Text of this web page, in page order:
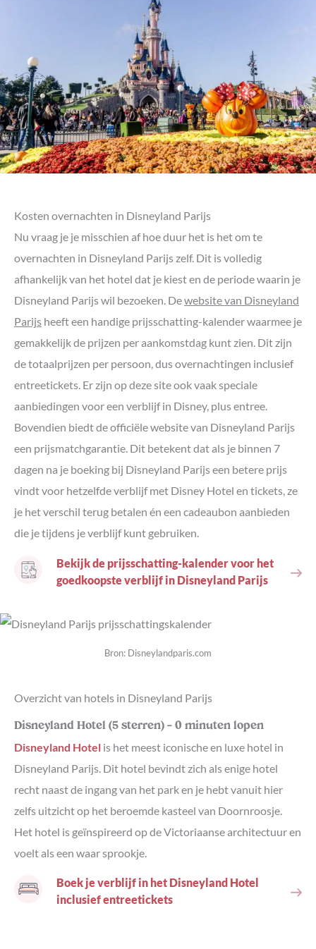
Kosten overnachten in Disneyland Parijs
Nu vraag je je misschien af hoe duur het is het om te
overnachten in Disneyland Parijs zelf. Dit is volledig
afhankelijk van het hotel dat je kiest en de periode waarin je
Disneyland Parijs wil bezoeken. Dewebsite van Disneyland
Parijs heeft een handige prijsschatting-kalender waarmee je
gemakkelijk de prijzen per aankomstdag kunt zien. Dit zijn
de totaalprijzen per persoon, dus overnachtingen inclusief
entreetickets. Er zijn op deze site ook vaak speciale
aanbiedingen voor een verblijf in Disney, plus entree.
Bovendien biedt de officiële website van Disneyland Parijs
een prijsmatchgarantie. Dit betekent dat als je binnen 7
dagen na je boeking bij Disneyland Parijs een betere prijs
vindt voor hetzelfde verblijf met Disney Hotel en tickets, ze
je het verschil terug betalen én een cadeaubon aanbieden
die je tijdens je verblijf kunt gebruiken.
Bekijk de prijsschatting-kalender voor het
goedkoopste verblijf in Disneyland Parijs
Bron: Disneylandparis.com
Overzicht van hotels in Disneyland Parijs
Disneyland Hotel (5 sterren) – 0 minuten lopen
Disneyland Hotel is het meest iconische en luxe hotel in
Disneyland Parijs. Dit hotel bevindt zich als enige hotel
recht naast de ingang van het park en je hebt vanuit hier
zelfs uitzicht op het beroemde kasteel van Doornroosje.
Het hotel is geïnspireerd op de Victoriaanse architectuur en
voelt als een waar sprookje.
Boek je verblijf in het Disneyland Hotel
inclusief entreetickets